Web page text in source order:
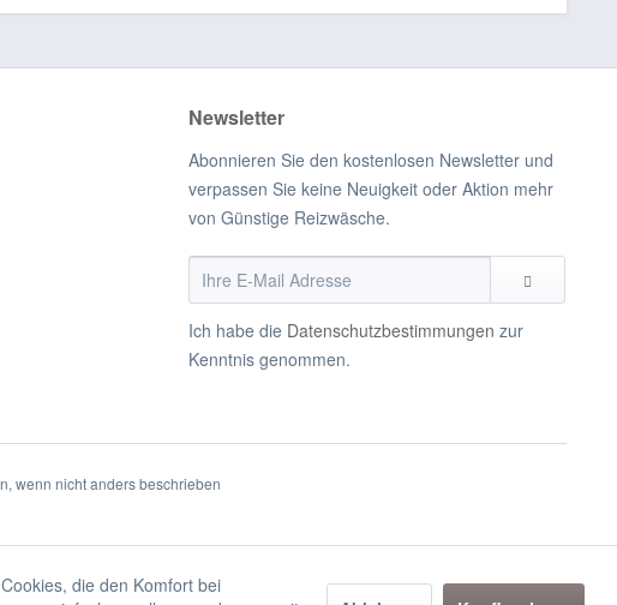
Newsletter
Abonnieren Sie den kostenlosen Newsletter und
verpassen Sie keine Neuigkeit oder Aktion mehr
von Günstige Reizwäsche.
Ich habe die Datenschutzbestimmungen zur
Kenntnis genommen.
wenn nicht anders beschrieben
die den Komfort bei